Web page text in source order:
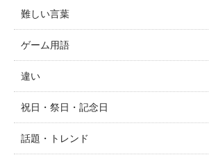
難しい言葉
ゲーム用語
違い
祝日・祭日・記念日
話題・トレンド